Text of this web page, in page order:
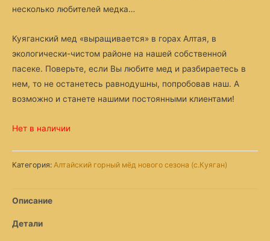
несколько любителей медка…
Куяганский мед «выращивается» в горах Алтая, в
экологически-чистом районе на нашей собственной
пасеке. Поверьте, если Вы любите мед и разбираетесь в
нем, то не останетесь равнодушны, попробовав наш. А
возможно и станете нашими постоянными клиентами!
Нет в наличии
Категория: Алтайский горный мёд нового сезона (с.Куяган)
Описание
Детали